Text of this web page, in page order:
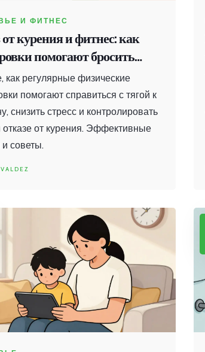
И ФИТНЕС
курения и фитнес: как
помогают бросить
как регулярные физические
помогают справиться с тягой к
снизить стресс и контролировать
отказе от курения. Эффективные
советы.